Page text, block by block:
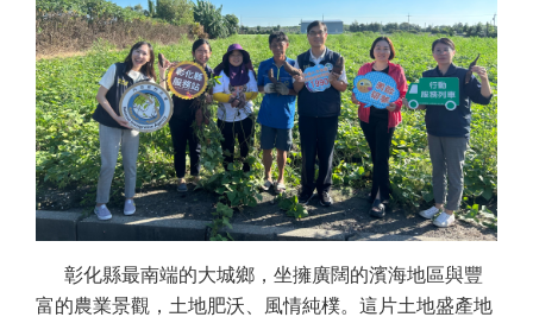
彰化縣最南端的大城鄉，坐擁廣闊的濱海地區與豐
富的農業景觀，土地肥沃、風情純樸。這片土地盛產地